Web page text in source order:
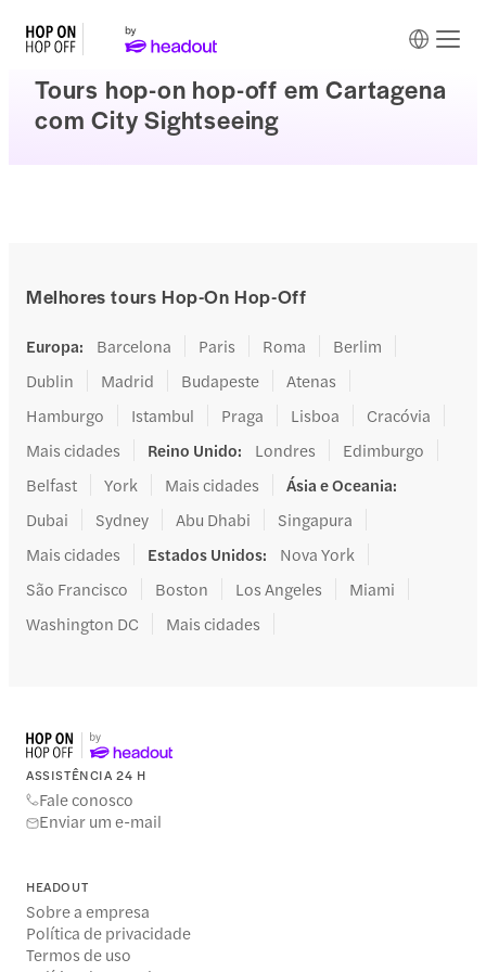
Tours hop-on hop-off em Cartagena
com City Sightseeing
Melhores tours Hop-On Hop-Off
Europa: Barcelona Paris Roma
Berlim
Dublin
Madrid Budapeste
Atenas
Hamburgo
Istambul Praga Lisboa
Cracóvia
Mais cidades
Reino Unido: Londres
Edimburgo
Belfast
York Mais cidades Ásia e Oceania:
Dubai
Sydney Abu Dhabi
Singapura
Mais cidades
Estados Unidos:
Nova York
São Francisco
Boston Los Angeles
Miami
Washington DC
Mais cidades
ASSISTÊNCIA 24 H
Fale conosco
Enviar um e-mail
HEADOUT
Sobre a empresa
Política de privacidade
Termos de uso